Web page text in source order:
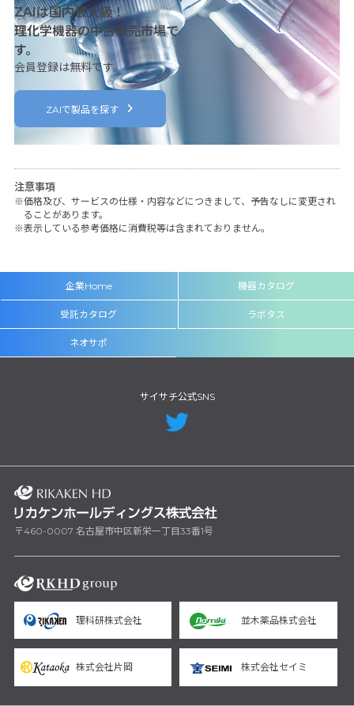
ZAIは国内最大級！
理化学機器の中古販売市場で
す。
会員登録は無料です。
ZAIで製品を探す
注意事項
価格及び、サービスの仕様・内容などにつきまして、予告なしに変更され
ることがあります。
表示している参考価格に消費税等は含まれておりません。
企業Home 機器カタログ
受託カタログ ラボタス
ネオサポ
サイサチ公式SNS
〒460-0007 名古屋市中区新栄一丁目33番1号
理科研株式会社 並木薬品株式会社
株式会社片岡 株式会社セイミ